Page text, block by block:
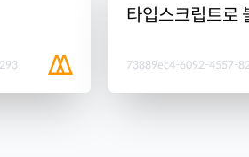
타입스크립트로
73889ec4-6092-4557-